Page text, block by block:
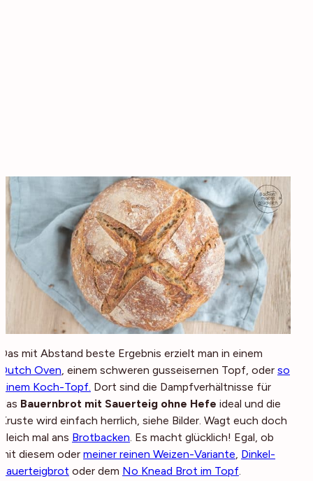
Das mit Abstand beste Ergebnis erzielt man in einem
Dutch Oven, einem schweren gusseisernen Topf, oder so
einem Koch-Topf. Dort sind die Dampfverhältnisse für
das Bauernbrot mit Sauerteig ohne Hefe ideal und die
Kruste wird einfach herrlich, siehe Bilder. Wagt euch doch
gleich mal ans Brotbacken. Es macht glücklich! Egal, ob
mit diesem oder meiner reinen Weizen-Variante, Dinkel-
Sauerteigbrot oder dem No Knead Brot im Topf.